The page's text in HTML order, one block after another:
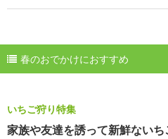
春のおでかけにおすすめ
いちご狩り特集
家族や友達を誘って新鮮ないち